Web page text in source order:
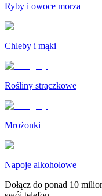
Ryby i owoce morza
Chleby i mąki
Rośliny strączkowe
Mrożonki
Napoje alkoholowe
Dołącz do ponad 10